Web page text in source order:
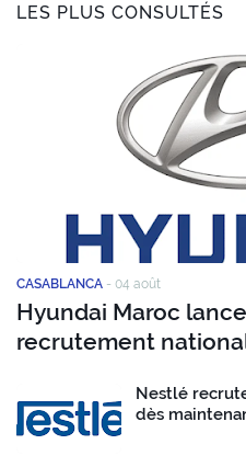
LES PLUS CONSULTÉS
CASABLANCA - 04 août
Hyundai Maroc
recrutement
Nestlé
dès